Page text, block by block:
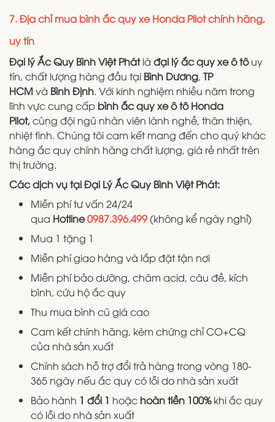
7. Địa chỉ mua bình ắc quy xe Honda Pilot chính hãng,
uy tín
Đại lý Ắc Quy Bình Việt Phátlà đại lý ắc quy xe ô tôuy
tín, chất lượng hàng đầu tại Bình Dương, TP
HCMvà Bình Định. Với kinh nghiệm nhiều năm trong
lĩnh vực cung cấp bình ắc quy xe ô tô Honda
Pilot,cùng đội ngũ nhân viên lành nghề, thân thiện,
nhiệt tình. Chúng tôi cam kết mang đến cho quý khác
hàng ắc quy chính hãng chất lượng, giá rẻ nhất trên
thị trường.
Các dịch vụ tại Đại Lý Ắc Quy Bình Việt Phát:
Miễn phí tư vấn 24/24
qua Hotline0987.396.499(không kể ngày nghỉ)
Mua 1 tặng 1
Miễn phí giao hàng và lắp đặt tận nơi
Miễn phí bảo dưỡng, châm acid, câu đề, kích
bình, cứu hộ ắc quy
Thu mua bình cũ giá cao
Cam kết chính hãng, kèm chứng chỉ CO+CQ
của nhà sản xuất
Chính sách hỗ trợ đổi trả hàng trong vòng 180-
365 ngày nếu ắc quy có lỗi do nhà sản xuất
Bảo hành 1 đổi 1 hoặc hoàn tiền 100%khi ắc quy
có lỗi do nhà sản xuất